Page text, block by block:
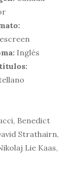
Inglés
Benedict
Strathairn,
Lie Kaas,